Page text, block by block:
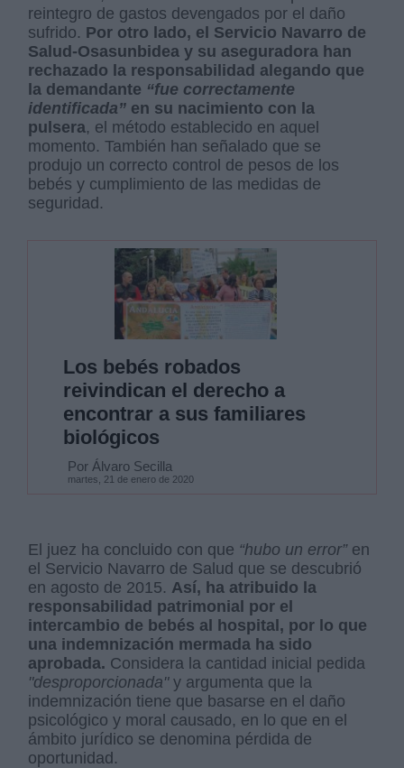
reintegro de gastos devengados por el daño
sufrido. Por otro lado, el Servicio Navarro de
Salud-Osasunbidea y su aseguradora han
rechazado la responsabilidad alegando que
la demandante “fue correctamente
identificada” en su nacimiento con la
pulsera, el método establecido en aquel
momento. También han señalado que se
produjo un correcto control de pesos de los
bebés y cumplimiento de las medidas de
seguridad.
Los bebés robados
reivindican el derecho a
encontrar a sus familiares
biológicos
Por Álvaro Secilla
martes, 21 de enero de 2020
El juez ha concluido con que “hubo un error”en
el Servicio Navarro de Salud que se descubrió
en agosto de 2015. Así, ha atribuido la
responsabilidad patrimonial por el
intercambio de bebés al hospital, por lo que
una indemnización mermada ha sido
aprobada. Considera la cantidad inicial pedida
"desproporcionada"y argumenta que la
indemnización tiene que basarse en el daño
psicológico y moral causado, en lo que en el
ámbito jurídico se denomina pérdida de
oportunidad.